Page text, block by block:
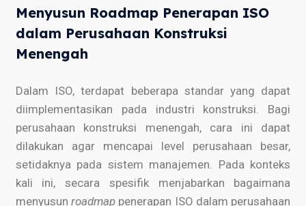
Menyusun Roadmap Penerapan ISO
dalam Perusahaan Konstruksi
Menengah
Dalam ISO, terdapat beberapa standar yang dapat
diimplementasikan pada industri konstruksi. Bagi
perusahaan konstruksi menengah, cara ini dapat
dilakukan agar mencapai level perusahaan besar,
setidaknya pada sistem manajemen. Pada konteks
kali ini, secara spesifik menjabarkan bagaimana
menyusunroadmap penerapan ISO dalam perusahaan